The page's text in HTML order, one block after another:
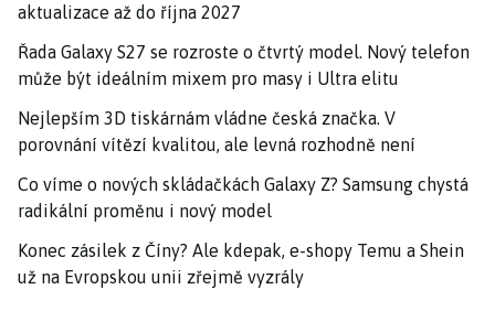
aktualizace až do října 2027
Řada Galaxy S27 se rozroste o čtvrtý model. Nový telefon
může být ideálním mixem pro masy i Ultra elitu
Nejlepším 3D tiskárnám vládne česká značka. V
porovnání vítězí kvalitou, ale levná rozhodně není
Co víme o nových skládačkách Galaxy Z? Samsung chystá
radikální proměnu i nový model
Konec zásilek z Číny? Ale kdepak, e-shopy Temu a Shein
už na Evropskou unii zřejmě vyzrály